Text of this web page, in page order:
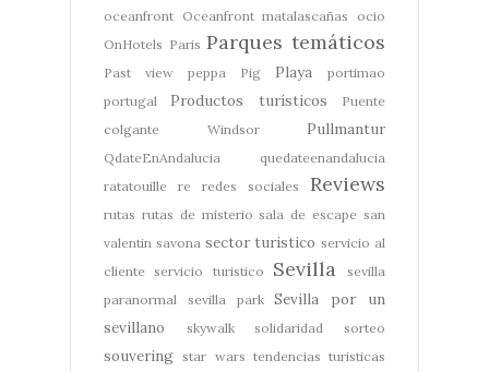
oceanfront Oceanfront matalascañas
ocio
OnHotels Paris Parques temáticos
Past view peppa Pig Playa
portimao
portugal
Productos turísticos
Puente
colgante Windsor
Pullmantur
QdateEnAndalucia
quedateenandalucia
ratatouille
re redes sociales Reviews
rutas rutas de misterio sala de escape san
valentin savona sector turistico servicio al
cliente
servicio turistico Sevilla
sevilla
paranormal
sevilla park
Sevilla por un
sevillano
skywalk solidaridad sorteo
souvering star wars tendencias turisticas